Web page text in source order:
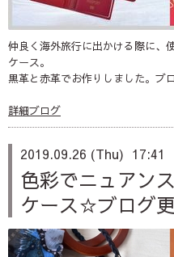
仲良く海外旅行に出かける際に、
ケース。
黒革と赤革でお作りしました。ブ
詳細ブログ
2019.09.26 (Thu) 17:41
色彩でニュアン
ケース☆ブログ